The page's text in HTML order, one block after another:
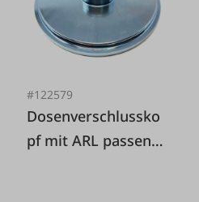
#122579
Dosenverschlussko
pf mit ARL passend